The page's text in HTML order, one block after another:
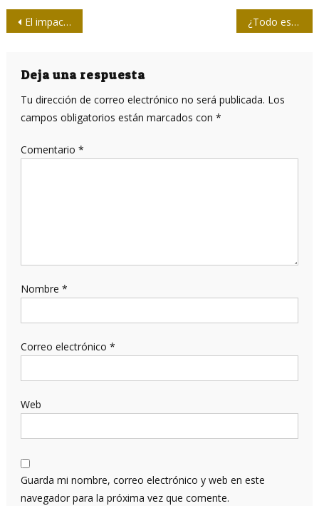
Navegación
entradas
El impacto del bloqueo es brutal ¿Todo es susceptible de empeorar?
Deja una respuesta
Tu dirección de correo electrónico no será publicada. Los
campos obligatorios están marcados con *
Comentario *
Nombre *
Correo electrónico *
Web
Guarda mi nombre, correo electrónico y web en este
navegador para la próxima vez que comente.